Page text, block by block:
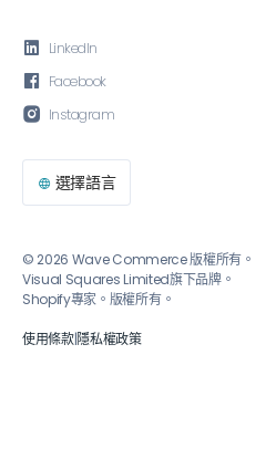
 LinkedIn
 Facebook
 Instagram
 選擇語言
© 2026 Wave Commerce 版權所有。
Visual Squares Limited旗下品牌。
Shopify專家。版權所有。
使用條款|隱私權政策